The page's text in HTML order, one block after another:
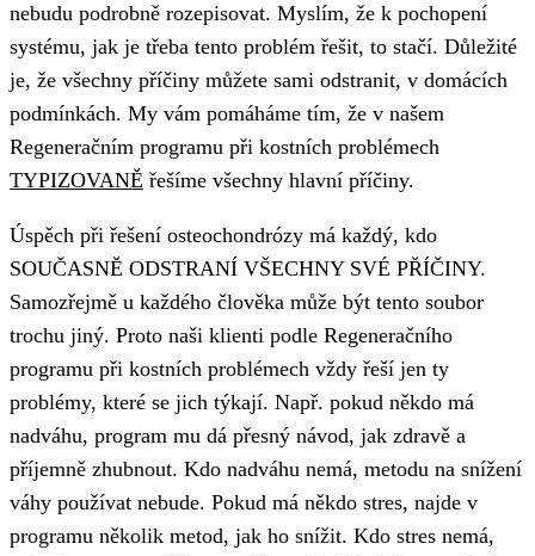
nebudu podrobně rozepisovat. Myslím, že k pochopení
systému, jak je třeba tento problém řešit, to stačí. Důležité
je, že všechny příčiny můžete sami odstranit, v domácích
podmínkách. My vám pomáháme tím, že v našem
Regeneračním programu při kostních problémech
TYPIZOVANĚ řešíme všechny hlavní příčiny.
Úspěch při řešení osteochondrózy má každý, kdo
SOUČASNĚ ODSTRANÍ VŠECHNY SVÉ PŘÍČINY.
Samozřejmě u každého člověka může být tento soubor
trochu jiný. Proto naši klienti podle Regeneračního
programu při kostních problémech vždy řeší jen ty
problémy, které se jich týkají. Např. pokud někdo má
nadváhu, program mu dá přesný návod, jak zdravě a
příjemně zhubnout. Kdo nadváhu nemá, metodu na snížení
váhy používat nebude. Pokud má někdo stres, najde v
programu několik metod, jak ho snížit. Kdo stres nemá,